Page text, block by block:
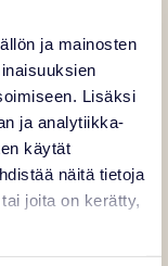
ja mainosten
Lisäksi
ja analytiikka-
käytät
näitä tietoja
joita on kerätty,
sieniä. Kun
aamiaisellesi
myös
elokuun alussa